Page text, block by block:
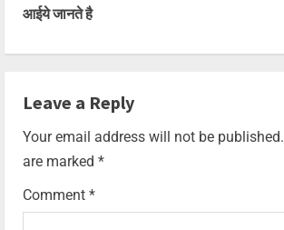
आईये जानते है
Leave a Reply
Your email address will not be published.
are marked *
Comment *